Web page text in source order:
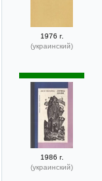
1976 г.
(украинский)
1986 г.
(украинский)